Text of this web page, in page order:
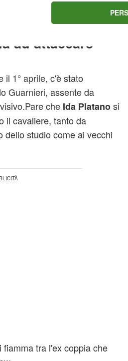
ad attaccare
il 1° aprile, c'è stato
Guarnieri, assente da
che Ida Platanosi
il cavaliere, tanto da
dello studio come ai vecchi
tra l'ex coppia che